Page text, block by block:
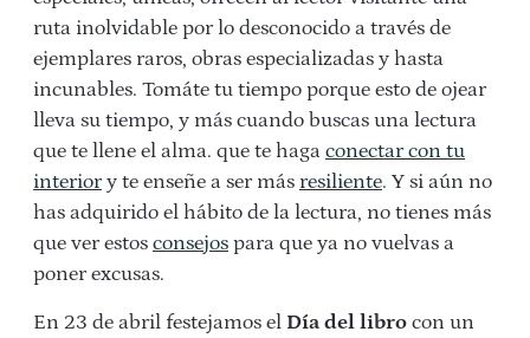
ruta inolvidable por lo desconocido a través de
ejemplares raros, obras especializadas y hasta
incunables. Tomáte tu tiempo porque esto de ojear
lleva su tiempo, y más cuando buscas una lectura
que te llene el alma. que te haga conectar con tu
interiory te enseñe a ser más resiliente. Y si aún no
has adquirido el hábito de la lectura, no tienes más
que ver estos consejos para que ya no vuelvas a
poner excusas.
En 23 de abril festejamos el Día del libro con un